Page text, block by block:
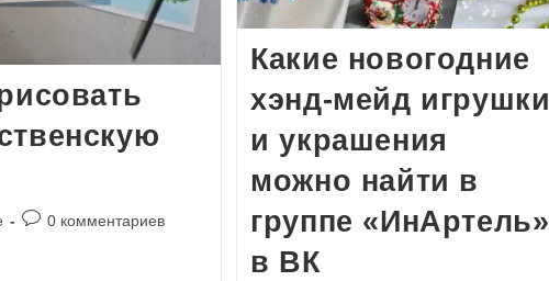
Комментарии
0 комментариев
Какие новогодние
хэнд-мейд игрушки
и украшения
можно найти в
группе «ИнАртель»
в ВК